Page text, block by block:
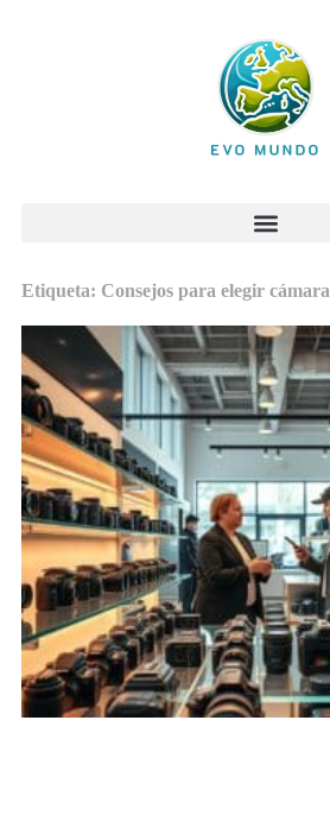
Etiqueta: Consejos para elegir cámara